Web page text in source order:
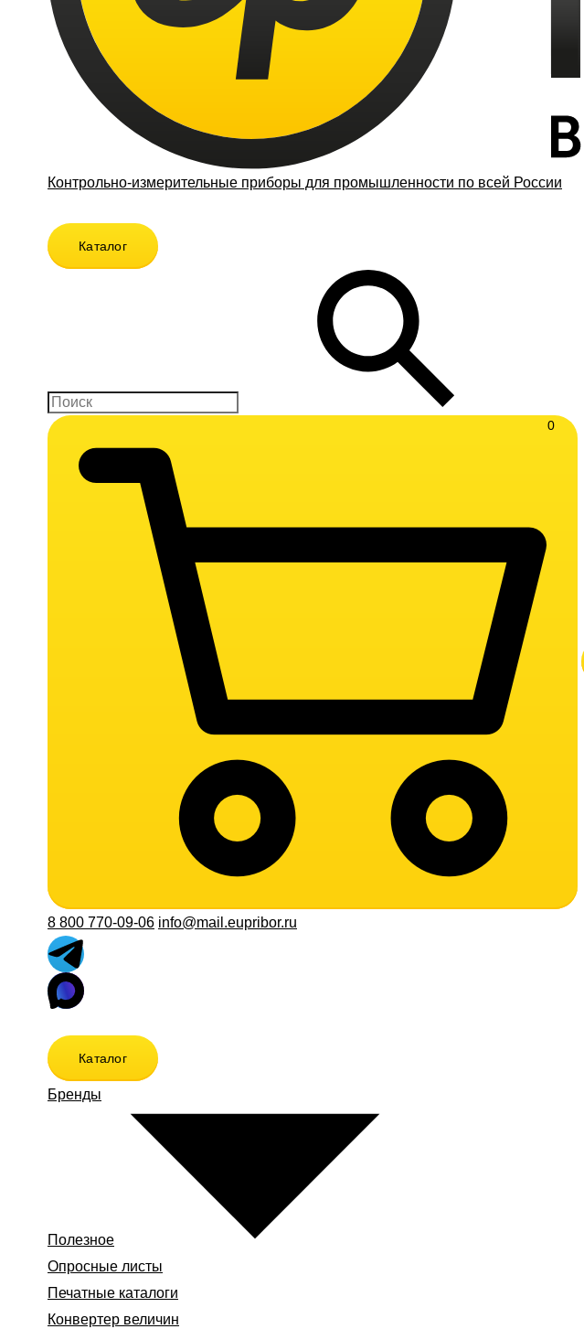
Контрольно-измерительные приборы для промышленности по всей России
Каталог
0
8 800 770-09-06 info@mail.eupribor.ru
Каталог
Бренды
Полезное
Опросные листы
Печатные каталоги
Конвертер величин